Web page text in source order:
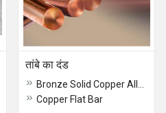
तांबे का दंड
Copper Flat Bar